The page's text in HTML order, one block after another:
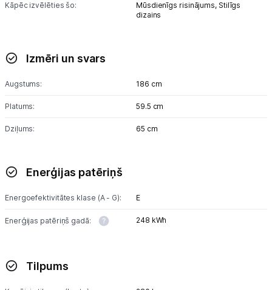
Kāpēc izvēlēties šo: Mūsdienīgs risinājums, Stilīgs
dizains
Izmēri un svars
Augstums: 186 cm
Platums: 59.5 cm
Dziļums: 65 cm
Enerģijas patēriņš
Energoefektivitātes klase (A - G): E
Enerģijas patēriņš gadā: 248 kWh
Tilpums